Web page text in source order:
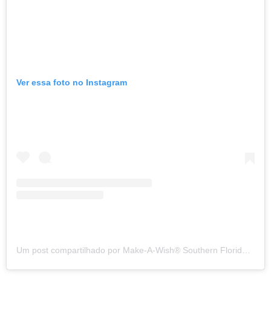
Ver essa foto no Instagram
Um post compartilhado por Make-A-Wish® Southern Florida (@makeawishsfla)